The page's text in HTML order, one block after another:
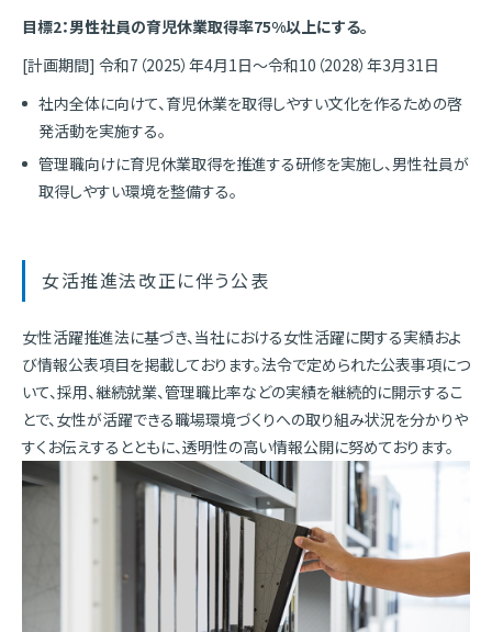
目標2：男性社員の育児休業取得率75%以上にする。
[計画期間] 令和7（2025）年4月1日～令和10（2028）年3月31日
社内全体に向けて、育児休業を取得しやすい文化を作るための啓
発活動を実施する。
管理職向けに育児休業取得を推進する研修を実施し、男性社員が
取得しやすい環境を整備する。
女活推進法改正に伴う公表
女性活躍推進法に基づき、当社における女性活躍に関する実績およ
び情報公表項目を掲載しております。法令で定められた公表事項につ
いて、採用、継続就業、管理職比率などの実績を継続的に開示するこ
とで、女性が活躍できる職場環境づくりへの取り組み状況を分かりや
すくお伝えするとともに、透明性の高い情報公開に努めております。